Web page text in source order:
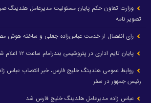
وزارت تعاون حکم پایان مسئولیت مدیرعامل هلدینگ
تصویر نامه
رای انفصال از خدمت عباس‌زاده جعلی و ساخته هوش
پایان تایم اداری در پتروشیمی بندرامام ساعت ۱۲ اعلام شد
روابط عمومی هلدینگ خلیج فارس، خبر انتصاب عباس
رئیس جمهور در سفر
عباس زاده مدیرعامل هلدینگ خلیج فارس شد